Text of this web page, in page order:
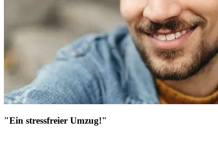
"Ein stressfreier Umzug!"